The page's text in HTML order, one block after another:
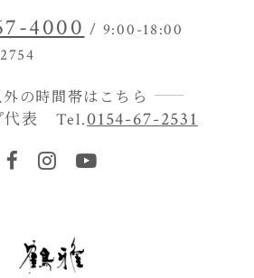
4000 / 9:00-18:00
外の時間帯はこちら
代表 Tel.0154-67-2531